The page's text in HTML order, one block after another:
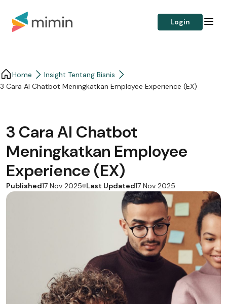
Login
Home
Insight Tentang Bisnis
3 Cara AI Chatbot Meningkatkan Employee Experience (EX)
3 Cara AI Chatbot
Meningkatkan Employee
Experience (EX)
Published17 Nov 2025 Last Updated17 Nov 2025